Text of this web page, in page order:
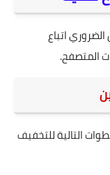
اتباع
المتصفح.
التالية للتخفيف